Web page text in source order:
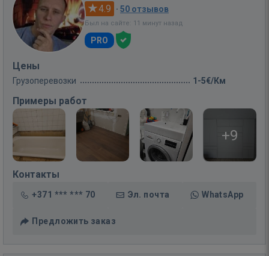
4.9 · 50 отзывов
Был на сайте: 11 минут назад
PRO
Цены
Грузоперевозки 1-5€/Км
Примеры работ
+9
Контакты
+371 *** *** 70 Эл. почта WhatsApp
Предложить заказ